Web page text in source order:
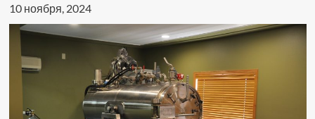
10 ноября, 2024